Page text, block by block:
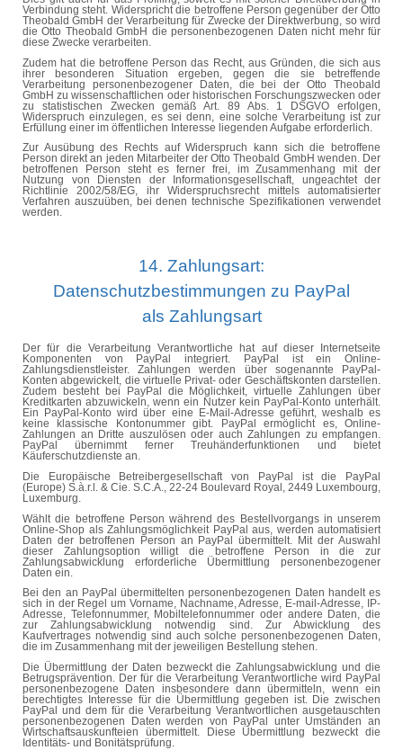
Verbindung steht. Widerspricht die betroffene Person gegenüber der Otto
Theobald GmbH der Verarbeitung für Zwecke der Direktwerbung, so wird
die Otto Theobald GmbH die personenbezogenen Daten nicht mehr für
diese Zwecke verarbeiten.
Zudem hat die betroffene Person das Recht, aus Gründen, die sich aus
ihrer besonderen Situation ergeben, gegen die sie betreffende
Verarbeitung personenbezogener Daten, die bei der Otto Theobald
GmbH zu wissenschaftlichen oder historischen Forschungszwecken oder
zu statistischen Zwecken gemäß Art. 89 Abs. 1 DSGVO erfolgen,
Widerspruch einzulegen, es sei denn, eine solche Verarbeitung ist zur
Erfüllung einer im öffentlichen Interesse liegenden Aufgabe erforderlich.
Zur Ausübung des Rechts auf Widerspruch kann sich die betroffene
Person direkt an jeden Mitarbeiter der Otto Theobald GmbH wenden. Der
betroffenen Person steht es ferner frei, im Zusammenhang mit der
Nutzung von Diensten der Informationsgesellschaft, ungeachtet der
Richtlinie 2002/58/EG, ihr Widerspruchsrecht mittels automatisierter
Verfahren auszuüben, bei denen technische Spezifikationen verwendet
werden.
14. Zahlungsart:
Datenschutzbestimmungen zu PayPal
als Zahlungsart
Der für die Verarbeitung Verantwortliche hat auf dieser Internetseite
Komponenten von PayPal integriert. PayPal ist ein Online-
Zahlungsdienstleister. Zahlungen werden über sogenannte PayPal-
Konten abgewickelt, die virtuelle Privat- oder Geschäftskonten darstellen.
Zudem besteht bei PayPal die Möglichkeit, virtuelle Zahlungen über
Kreditkarten abzuwickeln, wenn ein Nutzer kein PayPal-Konto unterhält.
Ein PayPal-Konto wird über eine E-Mail-Adresse geführt, weshalb es
keine klassische Kontonummer gibt. PayPal ermöglicht es, Online-
Zahlungen an Dritte auszulösen oder auch Zahlungen zu empfangen.
PayPal übernimmt ferner Treuhänderfunktionen und bietet
Käuferschutzdienste an.
Die Europäische Betreibergesellschaft von PayPal ist die PayPal
(Europe) S.à.r.l . & Cie. S.C.A., 22-24 Boulevard Royal, 2449 Luxembourg,
Luxemburg.
Wählt die betroffene Person während des Bestellvorgangs in unserem
Online-Shop als Zahlungsmöglichkeit PayPal aus, werden automatisiert
Daten der betroffenen Person an PayPal übermittelt. Mit der Auswahl
dieser Zahlungsoption willigt die betroffene Person in die zur
Zahlungsabwicklung erforderliche Übermittlung personenbezogener
Daten ein.
Bei den an PayPal übermittelten personenbezogenen Daten handelt es
sich in der Regel um Vorname, Nachname, Adresse, E-mail-Adresse, IP-
Adresse, Telefonnummer, Mobiltelefonnummer oder andere Daten, die
zur Zahlungsabwicklung notwendig sind. Zur Abwicklung des
Kaufvertrages notwendig sind auch solche personenbezogenen Daten,
die im Zusammenhang mit der jeweiligen Bestellung stehen.
Die Übermittlung der Daten bezweckt die Zahlungsabwicklung und die
Betrugsprävention. Der für die Verarbeitung Verantwortliche wird PayPal
personenbezogene Daten insbesondere dann übermitteln, wenn ein
berechtigtes Interesse für die Übermittlung gegeben ist. Die zwischen
PayPal und dem für die Verarbeitung Verantwortlichen ausgetauschten
personenbezogenen Daten werden von PayPal unter Umständen an
Wirtschaftsauskunfteien übermittelt. Diese Übermittlung bezweckt die
Identitäts- und Bonitätsprüfung.